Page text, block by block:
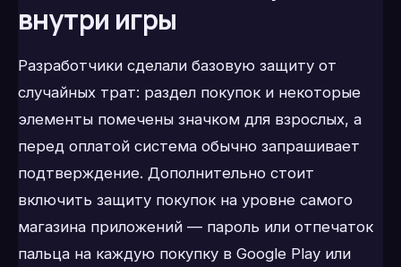
внутри игры
Разработчики сделали базовую защиту от
случайных трат: раздел покупок и некоторые
элементы помечены значком для взрослых, а
перед оплатой система обычно запрашивает
подтверждение. Дополнительно стоит
включить защиту покупок на уровне самого
магазина приложений — пароль или отпечаток
пальца на каждую покупку в Google Play или